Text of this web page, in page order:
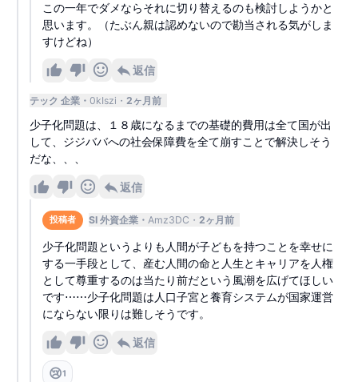
この一年でダメならそれに切り替えるのも検討しようかと
思います。（たぶん親は認めないので勘当される気がしま
すけどね）
返信
テック 企業 0kIszi 2ヶ月前
少子化問題は、１８歳になるまでの基礎的費用は全て国が出
して、ジジババへの社会保障費を全て崩すことで解決しそう
だな、、、
返信
投稿者 SI 外資企業 Amz3DC 2ヶ月前
少子化問題というよりも人間が子どもを持つことを幸せに
する一手段として、産む人間の命と人生とキャリアを人権
として尊重するのは当たり前だという風潮を広げてほしい
です⋯⋯少子化問題は人口子宮と養育システムが国家運営
にならない限りは難しそうです。
返信
😢1